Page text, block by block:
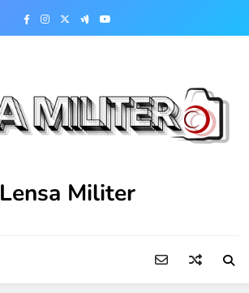
Lensa Militer